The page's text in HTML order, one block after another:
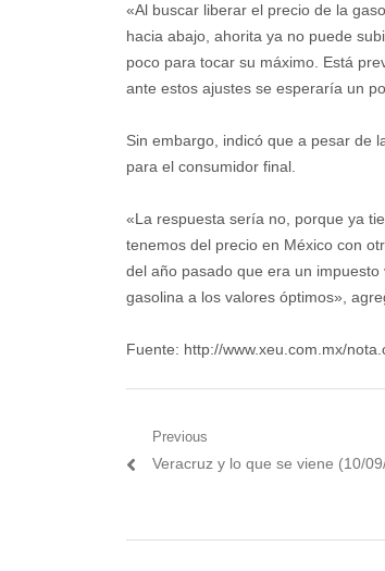
«Al buscar liberar el precio de la
hacia abajo, ahorita ya no puede
poco para tocar su máximo. Está
ante estos ajustes se esperaría un
Sin embargo, indicó que a pesar de
para el consumidor final.
«La respuesta sería no, porque ya
tenemos del precio en México con
del año pasado que era un
gasolina a los valores óptimos»,
Fuente: http://www.xeu.com.mx/
Navegación
Previous
Previous
Veracruz y lo que se viene (10/